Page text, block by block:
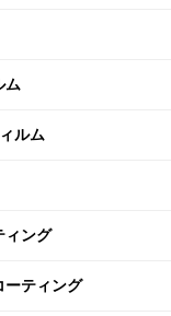
ム
ルム
ィング
ーティング